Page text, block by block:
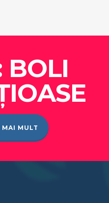
BOLI
MAI MULT